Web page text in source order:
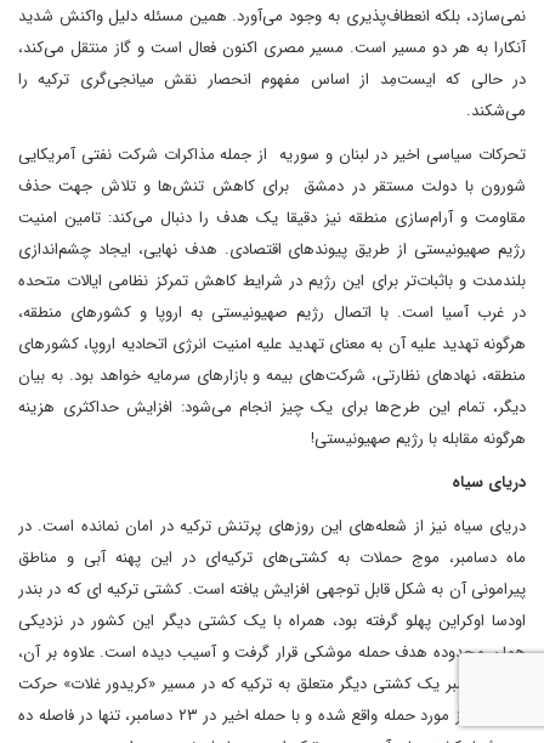
نمی‌سازد، بلکه انعطاف‌پذیری به وجود می‌آورد. همین مسئله دلیل واکنش شدید
آنکارا به هر دو مسیر است. مسیر مصری اکنون فعال است و گاز منتقل می‌کند،
در حالی که ایست‌مِد از اساس مفهوم انحصار نقش میانجی‌گری ترکیه را
می‌شکند.
تحرکات سیاسی اخیر در لبنان و سوریه از جمله مذاکرات شرکت نفتی آمریکایی
شورون با دولت مستقر در دمشق برای کاهش تنش‌ها و تلاش جهت حذف
مقاومت و آرام‌سازی منطقه نیز دقیقا یک هدف را دنبال می‌کند: تامین امنیت
رژیم صهیونیستی از طریق پیوندهای اقتصادی. هدف نهایی، ایجاد چشم‌اندازی
بلندمدت و باثبات‌تر برای این رژیم در شرایط کاهش تمرکز نظامی ایالات متحده
در غرب آسیا است. با اتصال رژیم صهیونیستی به اروپا و کشورهای منطقه،
هرگونه تهدید علیه آن به معنای تهدید علیه امنیت انرژی اتحادیه اروپا، کشورهای
منطقه، نهادهای نظارتی، شرکت‌های بیمه و بازارهای سرمایه خواهد بود. به بیان
دیگر، تمام این طرح‌ها برای یک چیز انجام می‌شود: افزایش حداکثری هزینه
هرگونه مقابله با رژیم صهیونیستی!
دریای سیاه
دریای سیاه نیز از شعله‌های این روزهای پرتنش ترکیه در امان نمانده است. در
ماه دسامبر، موج حملات به کشتی‌های ترکیه‌ای در این پهنه آبی و مناطق
پیرامونی آن به شکل قابل توجهی افزایش یافته است. کشتی ترکیه ای که در بندر
اودسا اوکراین پهلو گرفته بود، همراه با یک کشتی دیگر این کشور در نزدیکی
همان محدوده هدف حمله موشکی قرار گرفت و آسیب دیده است. علاوه بر آن،
در ۱۴ دسامبر یک کشتی دیگر متعلق به ترکیه که در مسیر «کریدور غلات» حرکت
می‌کرده نیز مورد حمله واقع شده و با حمله اخیر در ۲۳ دسامبر، تنها در فاصله ده